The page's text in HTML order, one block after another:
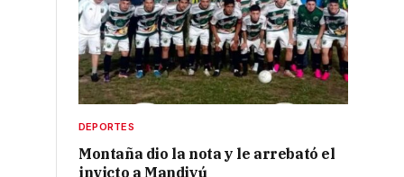
DEPORTES
Montaña dio la nota y le arrebató el
invicto a Mandiyú